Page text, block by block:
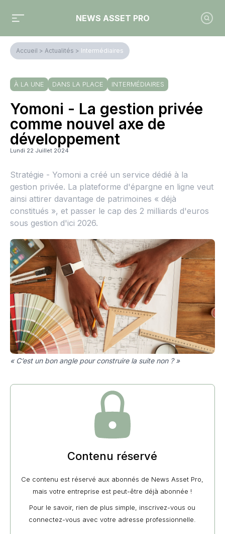
NEWS ASSET PRO
Accueil > Actualités > Intermédiaires
À LA UNE DANS LA PLACE INTERMÉDIAIRES
Yomoni - La gestion privée
comme nouvel axe de
développement
Lundi 22 Juillet 2024
Stratégie - Yomoni a créé un service dédié à la
gestion privée. La plateforme d'épargne en ligne veut
ainsi attirer davantage de patrimoines « déjà
constitués », et passer le cap des 2 milliards d'euros
sous gestion d'ici 2026.
« C’est un bon angle pour construire la suite non ? »
Contenu réservé
Ce contenu est réservé aux abonnés de News Asset Pro,
mais votre entreprise est peut-être déjà abonnée !
Pour le savoir, rien de plus simple, inscrivez-vous ou
connectez-vous avec votre adresse professionnelle.